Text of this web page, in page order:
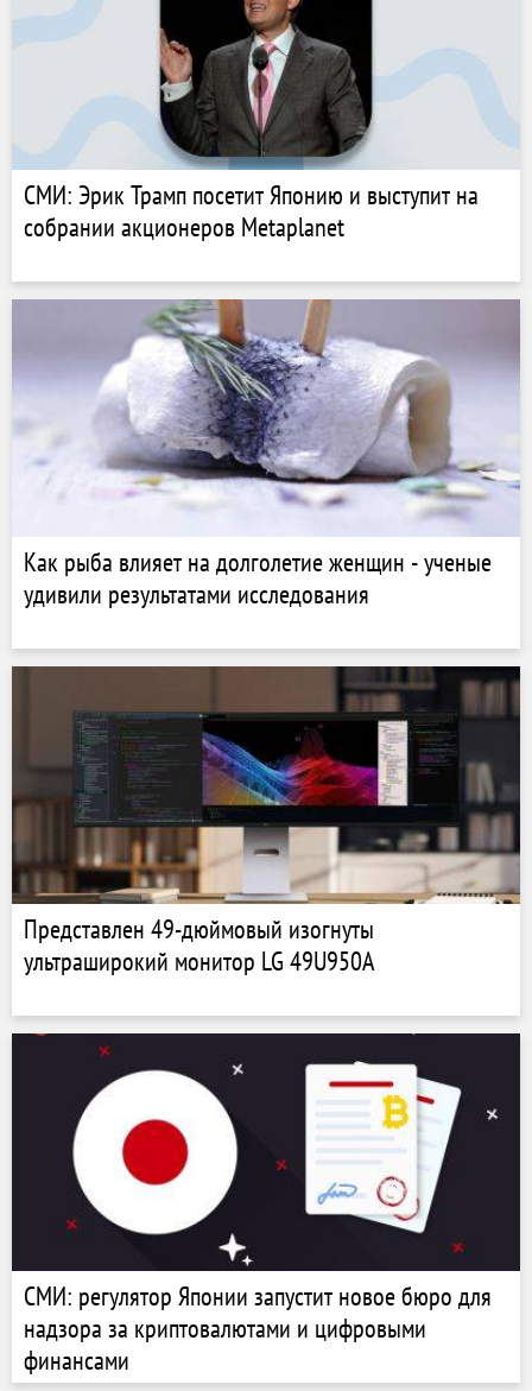
СМИ: Эрик Трамп посетит Японию и выступит на
собрании акционеров Metaplanet
Как рыба влияет на долголетие женщин - ученые
удивили результатами исследования
Представлен 49-дюймовый изогнуты
ультраширокий монитор LG 49U950A
СМИ: регулятор Японии запустит новое бюро для
надзора за криптовалютами и цифровыми
финансами